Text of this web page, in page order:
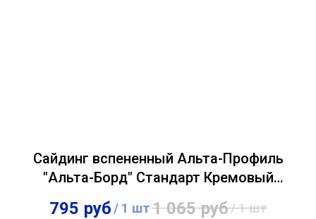
Сайдинг вспененный Альта-Профиль
"Альта-Борд" Стандарт Кремовый
795 руб/ 1 шт1 065 руб/1 шт